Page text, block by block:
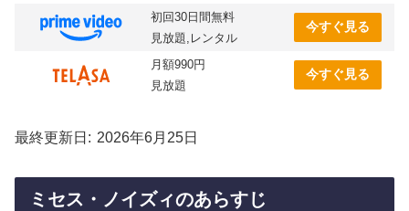
初回30日間無料
見放題,レンタル
今すぐ見る
月額990円
見放題
今すぐ見る
最終更新日 2026年6月25日
ミセス・ノイズィのあらすじ